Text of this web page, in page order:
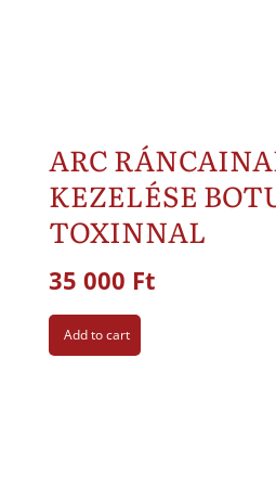
ARC
KEZELÉSE
TOXINNAL
35 000 Ft
Add to cart